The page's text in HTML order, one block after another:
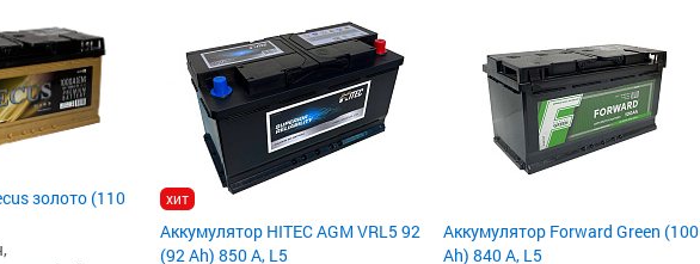
золото (110
хит
Аккумулятор HITEC AGM VRL5 92
(92 Ah) 850 А, L5
Аккумулятор Forward Green (100
Ah) 840 А, L5